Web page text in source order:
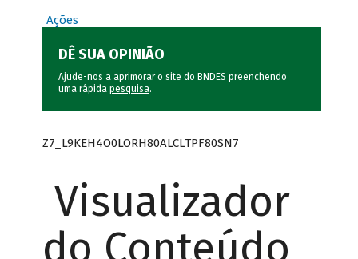
Ações
DÊ SUA OPINIÃO
Ajude-nos a aprimorar o site do BNDES preenchendo
uma rápida pesquisa.
Z7_L9KEH4O0LORH80ALCLTPF80SN7
Visualizador
do Conteúdo